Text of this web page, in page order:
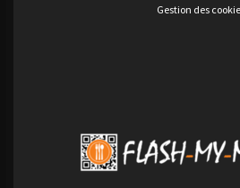
Gestion des